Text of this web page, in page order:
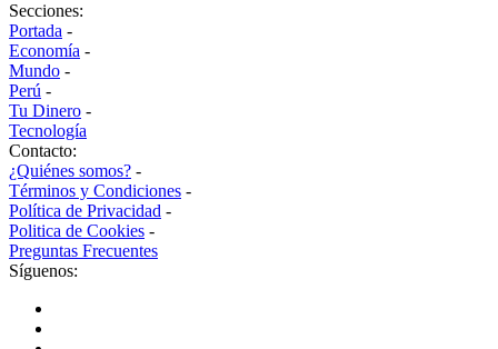
Secciones:
Portada -
Economía -
Mundo -
Perú -
Tu Dinero -
Tecnología
Contacto:
¿Quiénes somos? -
Términos y Condiciones -
Política de Privacidad -
Politica de Cookies -
Preguntas Frecuentes
Síguenos: